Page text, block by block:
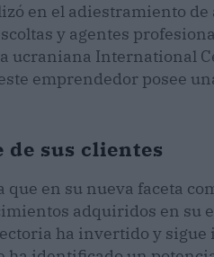
en el adiestramiento
y agentes
ucraniana International
emprendedor posee
sus clientes
en su nueva faceta
adquiridos en su
ha invertido y